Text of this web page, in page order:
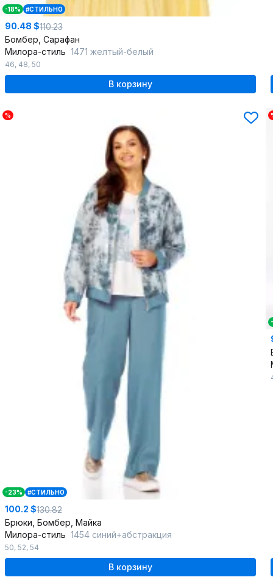
-18% #СТИЛЬНО
90.48 $110.23
Бомбер, Сарафан
Милора-стиль 1471 желтый-белый
46, 48, 50
В корзину
%
-23% #СТИЛЬНО
100.2 $130.82
Брюки, Бомбер, Майка
Милора-стиль 1454 синий+абстракция
50, 52, 54
В корзину